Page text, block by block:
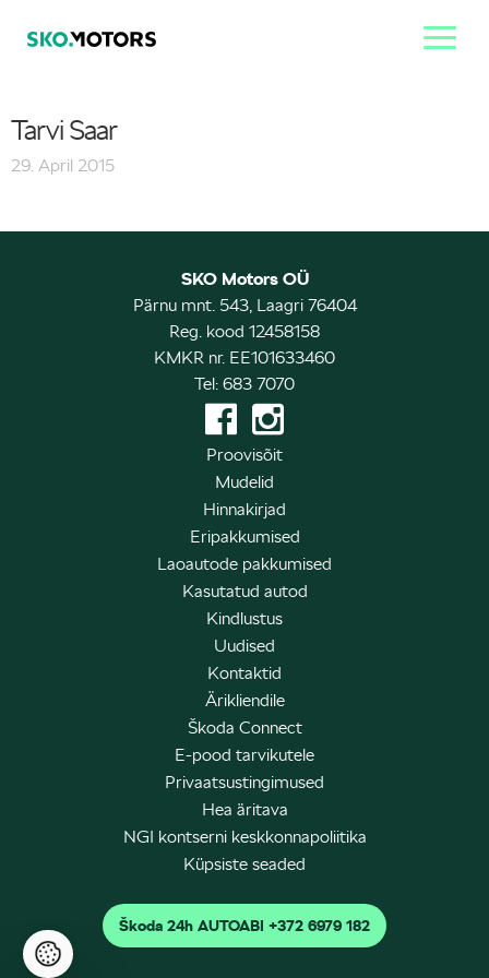
Tarvi Saar
29. April 2015
SKO Motors OÜ
Pärnu mnt. 543, Laagri 76404
Reg. kood 12458158
KMKR nr. EE101633460
Tel: 683 7070
Proovisõit
Mudelid
Hinnakirjad
Eripakkumised
Laoautode pakkumised
Kasutatud autod
Kindlustus
Uudised
Kontaktid
Ärikliendile
Škoda Connect
E-pood tarvikutele
Privaatsustingimused
Hea äritava
NGI kontserni keskkonnapoliitika
Küpsiste seaded
Škoda 24h AUTOABI +372 6979 182